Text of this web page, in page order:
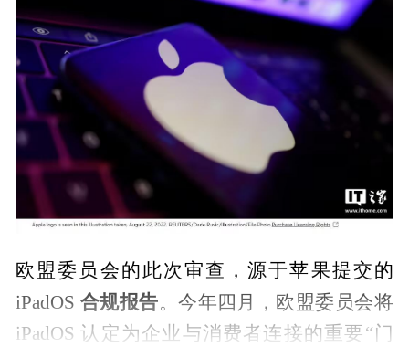
欧盟委员会的此次审查，源于苹果提交的
iPadOS 合规报告。今年四月，欧盟委员会将
iPadOS 认定为企业与消费者连接的重要“门